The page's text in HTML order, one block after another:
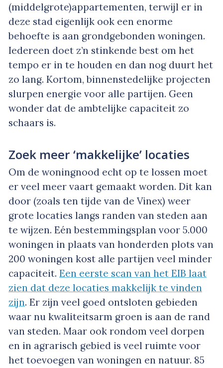
(middelgrote)appartementen, terwijl er in
deze stad eigenlijk ook een enorme
behoefte is aan grondgebonden woningen.
Iedereen doet z’n stinkende best om het
tempo er in te houden en dan nog duurt het
zo lang. Kortom, binnenstedelijke projecten
slurpen energie voor alle partijen. Geen
wonder dat de ambtelijke capaciteit zo
schaars is.
Zoek meer ‘makkelijke’ locaties
Om de woningnood echt op te lossen moet
er veel meer vaart gemaakt worden. Dit kan
door (zoals ten tijde van de Vinex) weer
grote locaties langs randen van steden aan
te wijzen. Eén bestemmingsplan voor 5.000
woningen in plaats van honderden plots van
200 woningen kost alle partijen veel minder
capaciteit. Een eerste scan van het EIB laat
zien dat deze locaties makkelijk te vinden
zijn. Er zijn veel goed ontsloten gebieden
waar nu kwaliteitsarm groen is aan de rand
van steden. Maar ook rondom veel dorpen
en in agrarisch gebied is veel ruimte voor
het toevoegen van woningen en natuur. 85